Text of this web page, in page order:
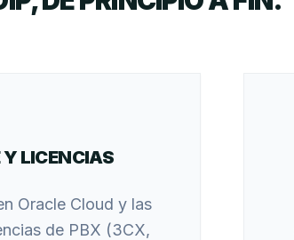
Y LICENCIAS
Oracle Cloud y las
de PBX (3CX,